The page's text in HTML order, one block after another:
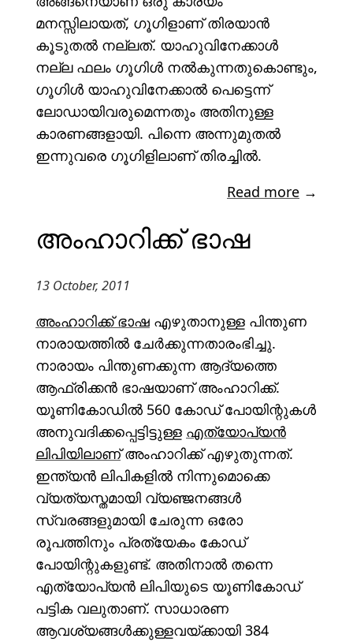
മനസ്സിലായത്, ഗൂഗിളാണ് തിരയാൻ
കൂടുതൽ നല്ലത്. യാഹുവിനേക്കാൾ
നല്ല ഫലം ഗൂഗിൾ നൽകുന്നതുകൊണ്ടും,
ഗൂഗിൾ യാഹുവിനേക്കാൽ പെട്ടെന്ന്
ലോഡായിവരുമെന്നതും അതിനുള്ള
കാരണങ്ങളായി. പിന്നെ അന്നുമുതൽ
ഇന്നുവരെ ഗൂഗിളിലാണ് തിരച്ചിൽ.
Read more →
അംഹാറിക്ക് ഭാഷ
13 October, 2011
അംഹാറിക്ക് ഭാഷ എഴുതാനുള്ള പിന്തുണ
നാരായത്തിൽ ചേർക്കുന്നതാരംഭിച്ചു.
നാരായം പിന്തുണക്കുന്ന ആദ്യത്തെ
ആഫ്രിക്കൻ ഭാഷയാണ് അംഹാറിക്ക്.
യൂണികോഡിൽ 560 കോഡ് പോയിന്റുകൾ
അനുവദിക്കപ്പെട്ടിട്ടുള്ള എത്യോപ്യൻ
ലിപിയിലാണ്അംഹാറിക്ക് എഴുതുന്നത്.
ഇന്ത്യൻ ലിപികളിൽ നിന്നുമൊക്കെ
വ്യത്യസ്തമായി വ്യഞ്ജനങ്ങൾ
സ്വരങ്ങളുമായി ചേരുന്ന ഒരോ
രൂപത്തിനും പ്രത്യേകം കോഡ്
പോയിന്റുകളുണ്ട്. അതിനാൽ തന്നെ
എത്യോപ്യൻ ലിപിയുടെ യൂണികോഡ്
പട്ടിക വലുതാണ്. സാധാരണ
ആവശ്യങ്ങൾക്കുള്ളവയ്ക്കായി 384